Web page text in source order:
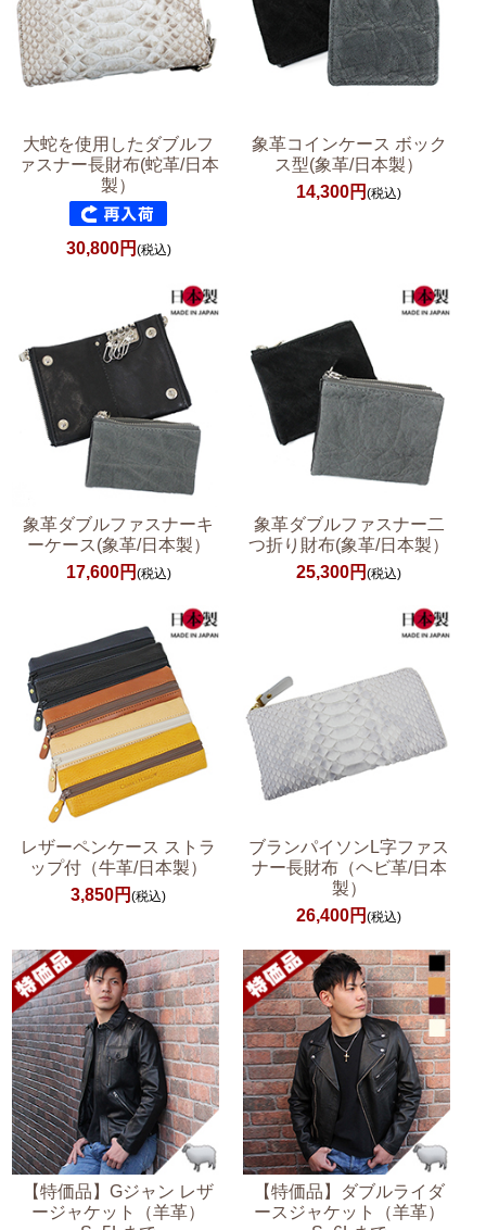
大蛇を使用したダブルフ
ァスナー長財布(蛇革/日本
製）
30,800円 (税込)
象革コインケース ボック
ス型(象革/日本製）
14,300円(税込)
象革ダブルファスナーキ
ーケース(象革/日本製）
17,600円 (税込)
象革ダブルファスナー二
つ折り財布(象革/日本製）
25,300円(税込)
レザーペンケース ストラ
ップ付（牛革/日本製）
3,850円(税込)
ブランパイソンL字ファス
ナー長財布（ヘビ革/日本
製）
26,400円(税込)
【特価品】Gジャン レザ
ージャケット（羊革）
【特価品】ダブルライダ
ースジャケット（羊革）